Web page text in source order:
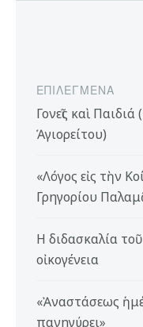
ΕΠΙΛΕΓΜΈΝΑ
Γονεῖς καὶ
Ἁγιορείτου)
«Λόγος εἰς τὴν
Γρηγορίου
Η διδασκαλία
οἰκογένεια
«Ἀναστάσεως
πανηγύρει»